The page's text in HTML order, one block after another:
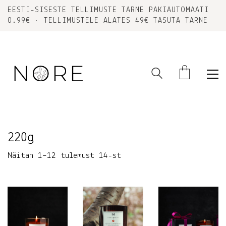
EESTI-SISESTE TELLIMUSTE TARNE PAKIAUTOMAATI
0.99€ • TELLIMUSTELE ALATES 49€ TASUTA TARNE
220g
Näitan 1–12 tulemust 14-st